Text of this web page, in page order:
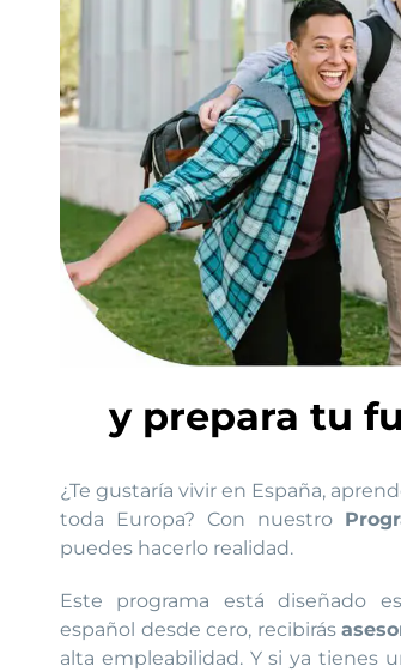
y prepara tu
¿Te gustaría vivir en España,
toda Europa? Con nuestro
puedes hacerlo realidad.
Este programa está diseñado
español desde cero, recibirás
alta empleabilidad. Y si ya tienes